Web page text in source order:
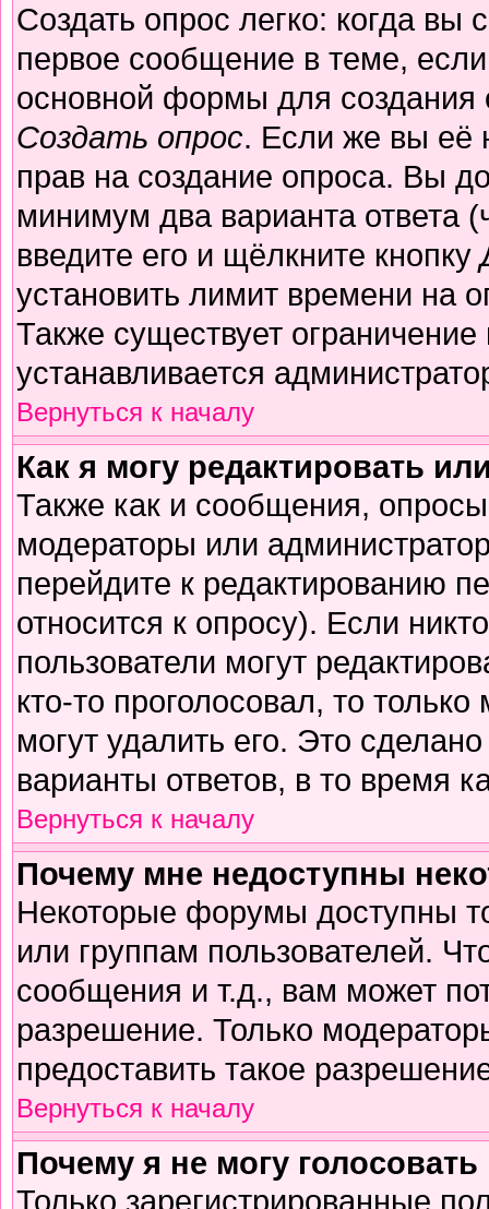
Создать опрос легко: когда вы
первое сообщение в теме,
основной формы для
Создать опрос. Если же вы её
прав на создание опроса. Вы
минимум два варианта ответа
введите его и щёлкните кнопку
установить лимит времени на
Также существует
устанавливается
Вернуться к началу
Как я могу редактировать
Также как и сообщения, опросы
модераторы или
перейдите к редактированию
относится к опросу). Если
пользователи могут
кто-то проголосовал, то
могут удалить его. Это
варианты ответов, в то время
Вернуться к началу
Почему мне недоступны
Некоторые форумы доступны
или группам пользователей.
сообщения и т.д., вам может
разрешение. Только
предоставить такое
Вернуться к началу
Почему я не могу
Только зарегистрированные